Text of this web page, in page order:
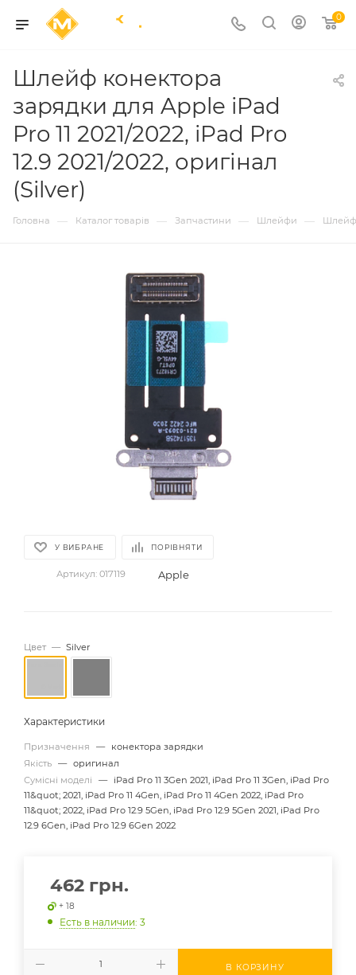
0
Шлейф конектора
зарядки для Apple iPad
Pro 11 2021/2022, iPad Pro
12.9 2021/2022, оригінал
(Silver)
Головна — Каталог товарів — Запчастини — Шлейфи — Шлейф
У ВИБРАНЕ ПОРІВНЯТИ
Артикул: 017119 Apple
Цвет — Silver
Характеристики
Призначення —
конектора зарядки
Якість — оригинал
Сумісні моделі
—
iPad Pro 11 3Gen 2021, iPad Pro 11 3Gen, iPad Pro
11&quot; 2021, iPad Pro 11 4Gen, iPad Pro 11 4Gen 2022, iPad Pro
11&quot; 2022, iPad Pro 12.9 5Gen, iPad Pro 12.9 5Gen 2021, iPad Pro
12.9 6Gen, iPad Pro 12.9 6Gen 2022
462 грн.
+ 18
Есть в наличии: 3
В КОРЗИНУ